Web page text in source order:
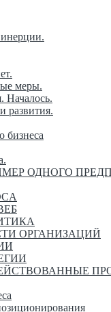
меры.
Началось.
развития.
бизнеса
ОДНОГО
ОРГАНИЗАЦИЙ